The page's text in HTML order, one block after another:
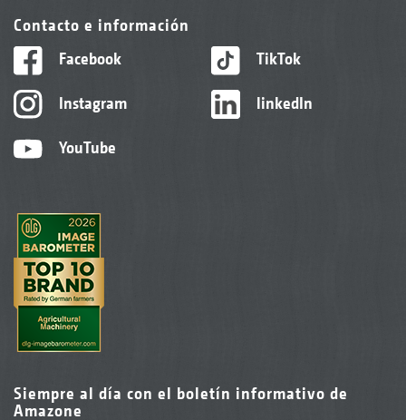
Contacto e información
Facebook
Instagram
YouTube
TikTok
linkedIn
Siempre al día con el boletín informativo de
Amazone